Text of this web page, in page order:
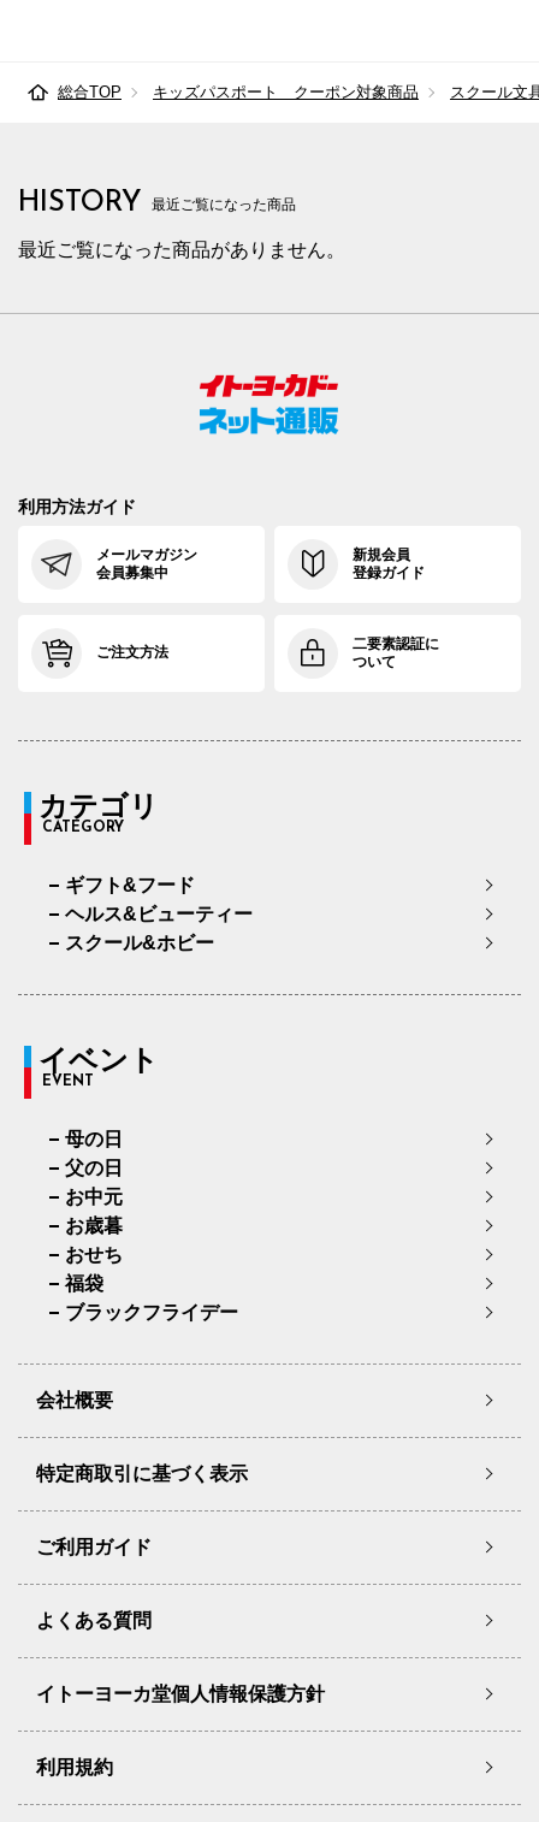
総合TOP キッズパスポート クーポン対象商品 スクール文
HISTORY 最近ご覧になった商品
最近ご覧になった商品がありません。
利用方法ガイド
メールマガジン
会員募集中
新規会員
登録ガイド
ご注文方法
二要素認証に
ついて
カテゴリ
CATEGORY
ギフト&フード
ヘルス&ビューティー
スクール&ホビー
イベント
EVENT
母の日
父の日
お中元
お歳暮
おせち
福袋
ブラックフライデー
会社概要
特定商取引に基づく表示
ご利用ガイド
よくある質問
イトーヨーカ堂個人情報保護方針
利用規約